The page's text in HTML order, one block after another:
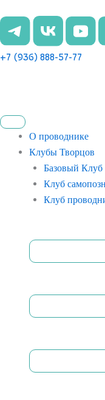
к
содержимому
+7 (936) 888-57-77
О проводнике
Клубы Творцов
Базовый Клуб
Клуб
Клуб